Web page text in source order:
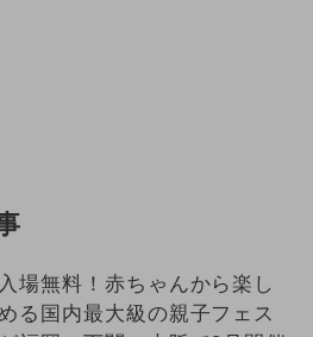
入場無料！赤ちゃんから楽し
る国内最大級の親子フェス